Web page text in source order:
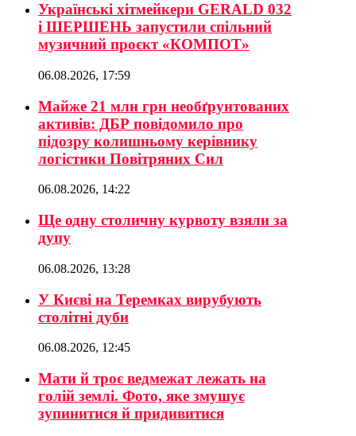
Українські хітмейкери GERALD 032
і ШЕРШЕНЬ запустили спільний
музичний проєкт «КОМПОТ»
06.08.2026, 17:59
Майже 21 млн грн необґрунтованих
активів: ДБР повідомило про
підозру колишньому керівнику
логістики Повітряних Сил
06.08.2026, 14:22
Ще одну столичну курвоту взяли за
дупу
06.08.2026, 13:28
У Києві на Теремках вирубують
столітні дуби
06.08.2026, 12:45
Мати й троє ведмежат лежать на
голій землі. Фото, яке змушує
зупинитися й придивитися